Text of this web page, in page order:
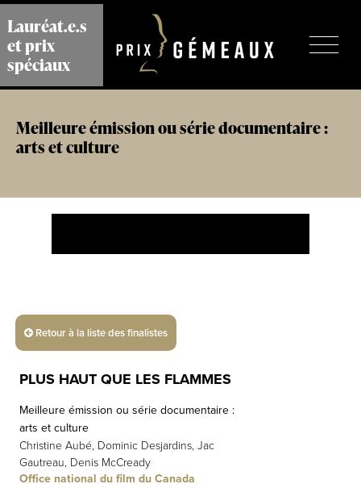
Aller
au
contenu
principal
Lauréat.e.s
et prix
spéciaux
Meilleure émission ou série documentaire :
arts et culture
Retour à la liste des finalistes
PLUS HAUT QUE LES FLAMMES
Meilleure émission ou série documentaire :
arts et culture
Christine Aubé, Dominic Desjardins, Jac
Gautreau, Denis McCready
Office national du film du Canada